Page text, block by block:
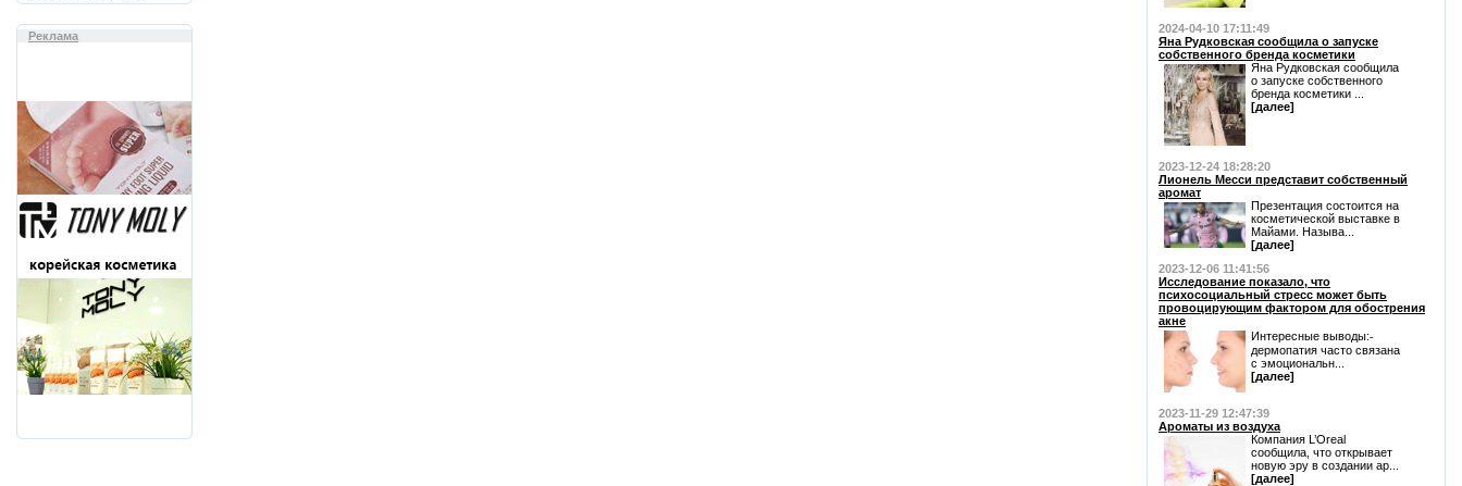
Реклама
2024-04-10 17:11:49
Яна Рудковская сообщила о запуске
собственного бренда косметики
Яна Рудковская сообщила
о запуске собственного
бренда косметики ...
[далее]
2023-12-24 18:28:20
Лионель Месси представит собственный
аромат
Презентация состоится на
косметической выставке в
Майами. Называ...
[далее]
2023-12-06 11:41:56
Исследование показало, что
психосоциальный стресс может быть
провоцирующим фактором для обострения
акне
Интересные выводы:⁃
дермопатия часто связана
с эмоциональн...
[далее]
2023-11-29 12:47:39
Ароматы из воздуха
Компания L’Oreal
сообщила, что открывает
новую эру в создании ар...
[далее]